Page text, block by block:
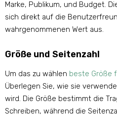
Marke, Publikum, und Budget.
sich direkt auf die
wahrgenommenen Wert aus.
Größe und Seitenzahl
Um das zu wählen beste Größe
Überlegen Sie, wie sie
wird. Die Größe bestimmt die
Schreiben, während die